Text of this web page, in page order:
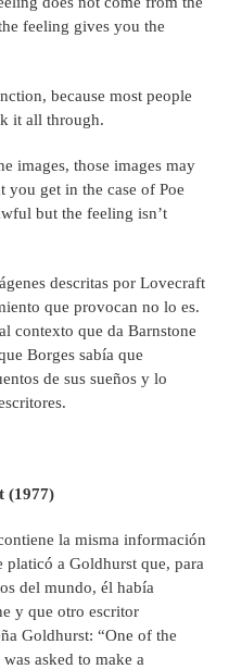
feeling gives you the
because most people
it all through.
images, those images may
you get in the case of Poe
but the feeling isn’t
descritas por Lovecraft
que provocan no lo es.
contexto que da Barnstone
Borges sabía que
de sus sueños y lo
(1977)
la misma información
a Goldhurst que, para
del mundo, él había
y que otro escritor
Goldhurst: “One of the
asked to make a